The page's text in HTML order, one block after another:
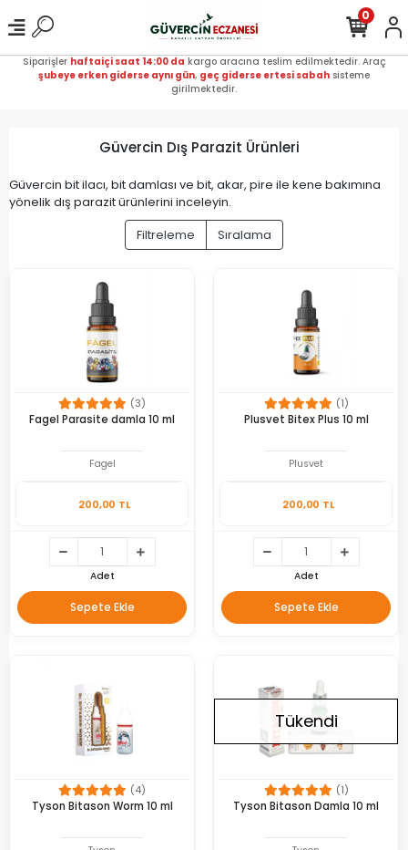
Siparişler haftaiçi saat 14:00 da kargo aracına teslim edilmektedir. Araç
şubeye erken giderse aynı gün, geç giderse ertesi sabah sisteme
girilmektedir.
0
Güvercin Dış Parazit Ürünleri
Güvercin bit ilacı, bit damlası ve bit, akar, pire ile kene bakımına
yönelik dış parazit ürünlerini inceleyin.
Filtreleme
Sıralama
(3)
Fagel Parasite damla 10 ml
Fagel
200,00 TL
Adet
Sepete Ekle
(1)
Plusvet Bitex Plus 10 ml
Plusvet
200,00 TL
Adet
Sepete Ekle
(4)
Tyson Bitason Worm 10 ml
Tükendi
(1)
Tyson Bitason Damla 10 ml